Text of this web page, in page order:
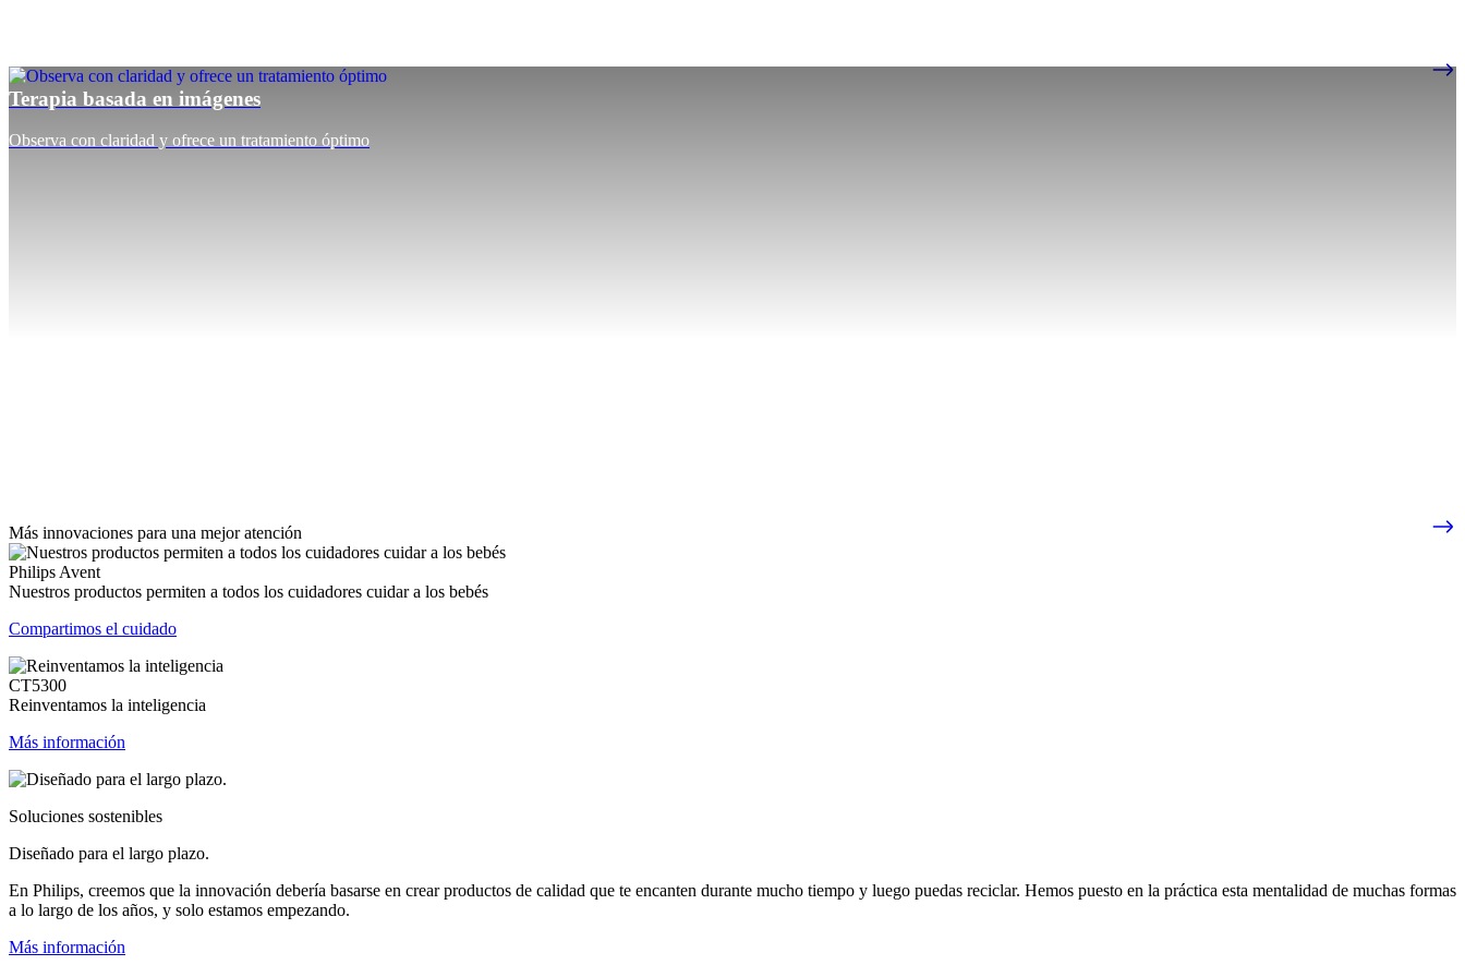
Terapia basada en imágenes
Observa con claridad y ofrece un tratamiento óptimo
Más innovaciones para una mejor atención
Philips Avent
Nuestros productos permiten a todos los cuidadores cuidar a los bebés
Compartimos el cuidado
CT5300
Reinventamos la inteligencia
Más información
Soluciones sostenibles
Diseñado para el largo plazo.
En Philips, creemos que la innovación debería basarse en crear productos de calidad que te encanten durante mucho tiempo y luego puedas reciclar. Hemos puesto en la práctica esta mentalidad de muchas formas
a lo largo de los años, y solo estamos empezando.
Más información